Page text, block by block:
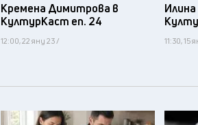
Кремена Димитрова в
КултурКаст еп. 24
12:00, 22 яну 23 / 11:30, 15